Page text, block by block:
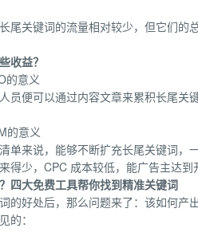
尾关键词的流量相对较少，但它们
收益？
的意义
员便可以通过内容文章来累积长尾
的意义
单来说，能够不断扩充长尾关键词
得少，CPC 成本较低，能广告主达到
四大免费工具帮你找到精准关键词
的好处后，那么问题来了：该如何
的：